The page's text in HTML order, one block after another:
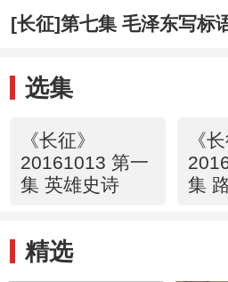
[长征]第七集 毛泽东写标
选集
《长征》
20161013 第一
集 英雄史诗
《
集
精选